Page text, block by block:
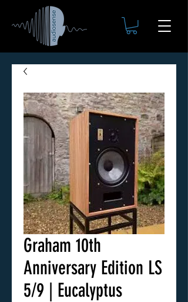
Graham 10th
Anniversary Edition LS
5/9 | Eucalyptus